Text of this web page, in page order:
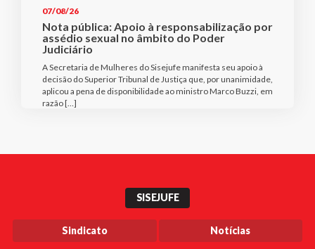
07/08/26
Nota pública: Apoio à responsabilização por
assédio sexual no âmbito do Poder
Judiciário
A Secretaria de Mulheres do Sisejufe manifesta seu apoio à
decisão do Superior Tribunal de Justiça que, por unanimidade,
aplicou a pena de disponibilidade ao ministro Marco Buzzi, em
razão […]
SISEJUFE
Sindicato Notícias